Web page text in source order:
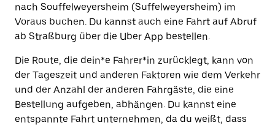
nach Souffelweyersheim (Suffelweyersheim) im
Voraus buchen. Du kannst auch eine Fahrt auf Abruf
ab Straßburg über die Uber App bestellen.
Die Route, die dein*e Fahrer*in zurücklegt, kann von
der Tageszeit und anderen Faktoren wie dem Verkehr
und der Anzahl der anderen Fahrgäste, die eine
Bestellung aufgeben, abhängen. Du kannst eine
entspannte Fahrt unternehmen, da du weißt, dass